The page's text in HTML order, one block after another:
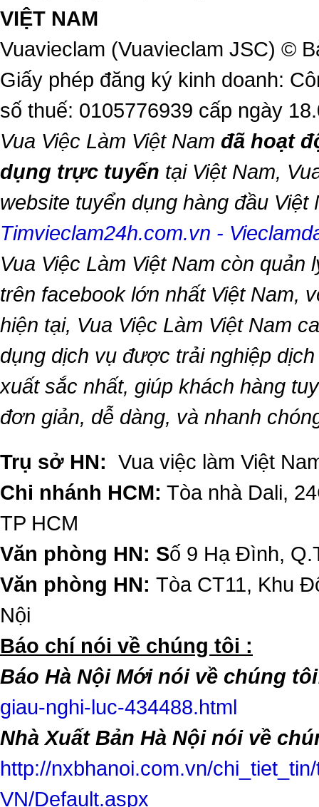
VIỆT NAM
Vuavieclam (Vuavieclam JSC) ©
Giấy phép đăng ký kinh doanh:
số thuế: 0105776939 cấp ngày
Vua Việc Làm Việt Nam đã hoạt
dụng trực tuyến tại Việt Nam,
website tuyển dụng hàng đầu
Timvieclam24h.com.vn -
Vua Việc Làm Việt Nam còn quản
trên facebook lớn nhất Việt Nam,
hiện tại, Vua Việc Làm Việt Nam
dụng dịch vụ được trải nghiệp
xuất sắc nhất, giúp khách hàng
đơn giản, dễ dàng, và nhanh
Trụ sở HN: Vua việc làm Việt
Chi nhánh HCM: Tòa nhà Dali,
TP HCM
Văn phòng HN: Số 9 Hạ Đình,
Văn phòng HN: Tòa CT11, Khu
Nội
​Báo chí nói về chúng tôi :
Báo Hà Nội Mới nói về chúng
giau-nghi-luc-434488.html
Nhà Xuất Bản Hà Nội nói về
http://nxbhanoi.com.vn/
VN/Default.aspx